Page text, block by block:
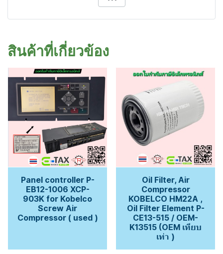
สินค้าที่เกี่ยวข้อง
Panel controller P-
EB12-1006 XCP-
903K for Kobelco
Screw Air
Compressor ( used )
Oil Filter, Air
Compressor
KOBELCO HM22A ,
Oil Filter Element P-
CE13-515 / OEM-
K13515 (OEM เทียบ
เท่า )